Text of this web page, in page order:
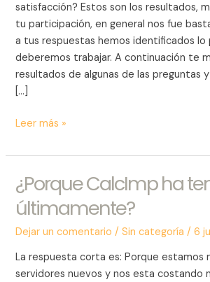
satisfacción? Estos son los resultados,
tu participación, en general nos fue
a tus respuestas hemos identificados lo
deberemos trabajar. A continuación te
resultados de algunas de las preguntas
[…]
Leer más »
¿Porque CalcImp ha
últimamente?
Dejar un comentario /Sin categoría /6
La respuesta corta es: Porque estamos
servidores nuevos y nos esta costando
¿Porque
CalcImp
ha
tenido
últimamente?